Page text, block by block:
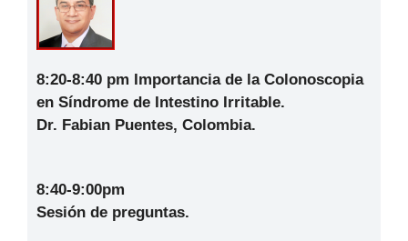
8:20-8:40 pm Importancia de la Colonoscopia
en Síndrome de Intestino Irritable.
Dr. Fabian Puentes, Colombia.
8:40-9:00pm
Sesión de preguntas.